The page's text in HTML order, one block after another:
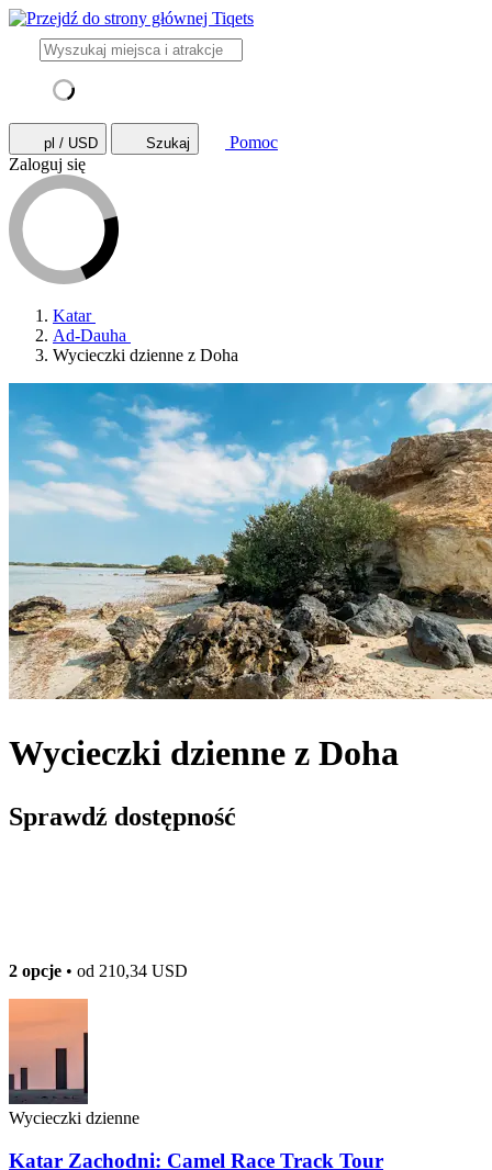
pl / USD Szukaj
Pomoc
Zaloguj się
Katar
Ad-Dauha
Wycieczki dzienne z Doha
Wycieczki dzienne z Doha
Sprawdź dostępność
2 opcje • od 210,34 USD
Wycieczki dzienne
Katar Zachodni: Camel Race Track Tour